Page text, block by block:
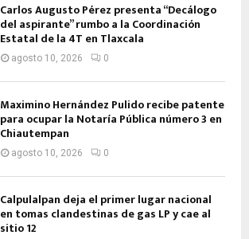
Carlos Augusto Pérez presenta “Decálogo
del aspirante” rumbo a la Coordinación
Estatal de la 4T en Tlaxcala
agosto 10, 2026 0
Maximino Hernández Pulido recibe patente
para ocupar la Notaría Pública número 3 en
Chiautempan
agosto 10, 2026 0
Calpulalpan deja el primer lugar nacional
en tomas clandestinas de gas LP y cae al
sitio 12